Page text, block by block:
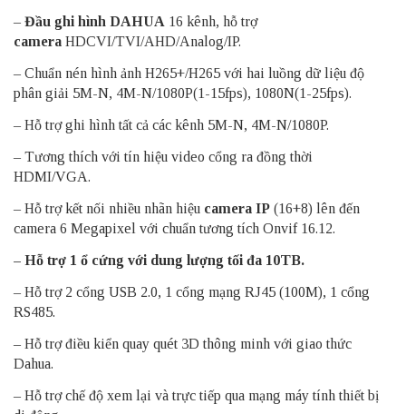
– Đầu ghi hình DAHUA 16 kênh, hỗ trợ
camera HDCVI/TVI/AHD/Analog/IP.
– Chuẩn nén hình ảnh H265+/H265 với hai luồng dữ liệu độ
phân giải 5M-N, 4M-N/1080P(1-15fps), 1080N(1-25fps).
– Hỗ trợ ghi hình tất cả các kênh 5M-N, 4M-N/1080P.
– Tương thích với tín hiệu video cổng ra đồng thời
HDMI/VGA.
– Hỗ trợ kết nối nhiều nhãn hiệu camera IP (16+8) lên đến
camera 6 Megapixel với chuẩn tương tích Onvif 16.12.
– Hỗ trợ 1 ổ cứng với dung lượng tối đa 10TB.
– Hỗ trợ 2 cổng USB 2.0, 1 cổng mạng RJ45 (100M), 1 cổng
RS485.
– Hỗ trợ điều kiển quay quét 3D thông minh với giao thức
Dahua.
– Hỗ trợ chế độ xem lại và trực tiếp qua mạng máy tính thiết bị